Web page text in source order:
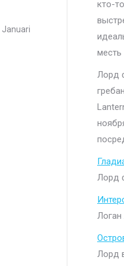
кто-
месть
Лорд
Лорд
Лорд
Januari